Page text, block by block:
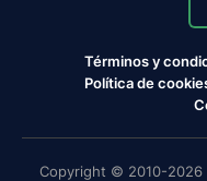
Términos y
Política de
Copyright © 2010-2026